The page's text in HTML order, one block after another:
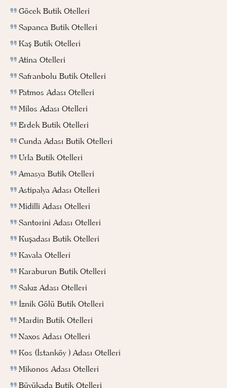
Göcek Butik Otelleri
Sapanca Butik Otelleri
Kaş Butik Otelleri
Atina Otelleri
Safranbolu Butik Otelleri
Patmos Adası Otelleri
Milos Adası Otelleri
Erdek Butik Otelleri
Cunda Adası Butik Otelleri
Urla Butik Otelleri
Amasya Butik Otelleri
Astipalya Adası Otelleri
Midilli Adası Otelleri
Santorini Adası Otelleri
Kuşadası Butik Otelleri
Kavala Otelleri
Karaburun Butik Otelleri
Sakız Adası Otelleri
İznik Gölü Butik Otelleri
Mardin Butik Otelleri
Naxos Adası Otelleri
Kos (İstanköy ) Adası Otelleri
Mikonos Adası Otelleri
Büyükada Butik Otelleri